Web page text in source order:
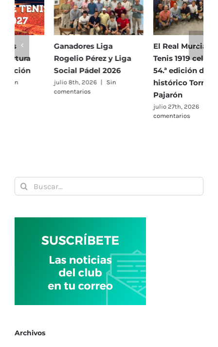
Ganadores Liga
Rogelio Pérez y Liga
Social Pádel 2026
julio 8th, 2026 |
Sin
El Real Murcia Club de
Tenis 1919 celebra la
54.ª edición del
histórico Torneo
julio 27th, 2026 | Sin
Buscar:
Archivos